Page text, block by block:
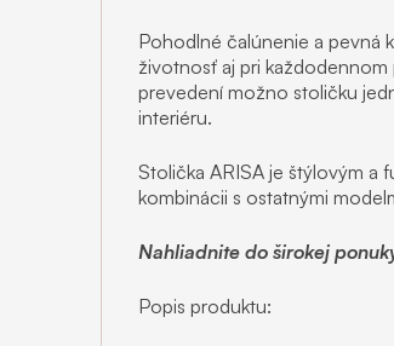
Pohodlné čalúnenie a pevná
životnosť aj pri
prevedení možno stoličku
interiéru.
Stolička ARISA je štýlovým a
kombinácii s ostatnými
Nahliadnite do širokej
Popis produktu: